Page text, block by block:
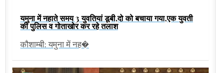
यमुना में नहाते समय 3 युवतियां डूबी,दो को बचाया गया,एक युवती
की पुलिस व गोताखोर कर रहे तलाश
कौशाम्बी: यमुना में नह�